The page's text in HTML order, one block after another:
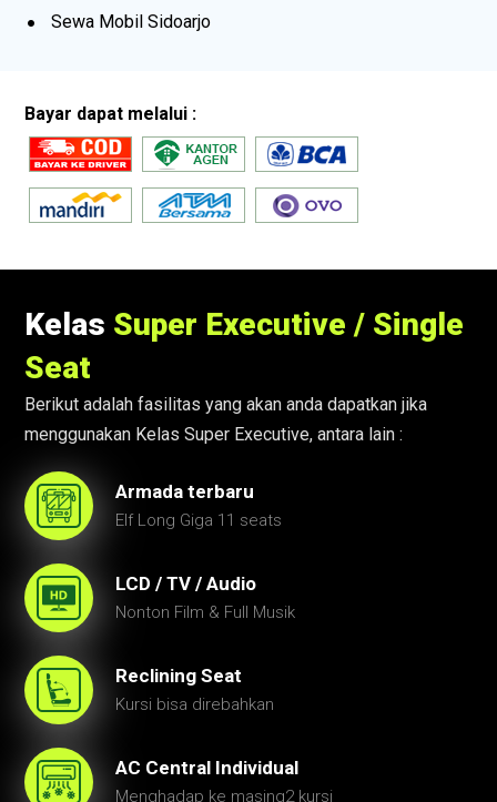
Sewa Mobil Sidoarjo
Bayar dapat melalui :
Kelas Super Executive / Single
Seat
Berikut adalah fasilitas yang akan anda dapatkan jika
menggunakan Kelas Super Executive, antara lain :
Armada terbaru
Elf Long Giga 11 seats
LCD / TV / Audio
Nonton Film & Full Musik
Reclining Seat
Kursi bisa direbahkan
AC Central Individual
Menghadap ke masing2 kursi